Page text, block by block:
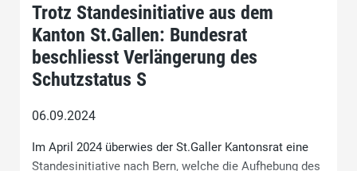
Trotz Standesinitiative aus dem
Kanton St.Gallen: Bundesrat
beschliesst Verlängerung des
Schutzstatus S
06.09.2024
Im April 2024 überwies der St.Galler Kantonsrat eine
Standesinitiative nach Bern, welche die Aufhebung des